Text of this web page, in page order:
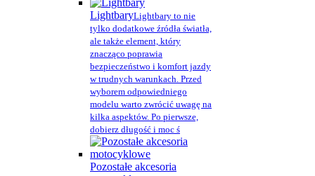
LightbaryLightbary to nie
tylko dodatkowe źródła światła,
ale także element, który
znacząco poprawia
bezpieczeństwo i komfort jazdy
w trudnych warunkach. Przed
wyborem odpowiedniego
modelu warto zwrócić uwagę na
kilka aspektów. Po pierwsze,
dobierz długość i moc ś
Pozostałe akcesoria